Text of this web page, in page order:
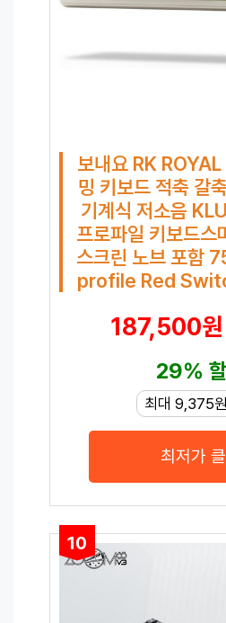
보내요 RK
밍 키보드 적축 갈
기계식 저소음
프로파일 키보드스
스크린 노브 포함
profile Red
187,500원
29%
최대 9,375
최저가
10